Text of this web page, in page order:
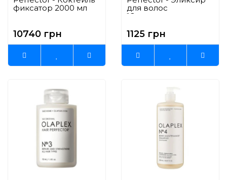
фиксатор 2000 мл
10740 грн
для волос
"Совершенство
1125 грн